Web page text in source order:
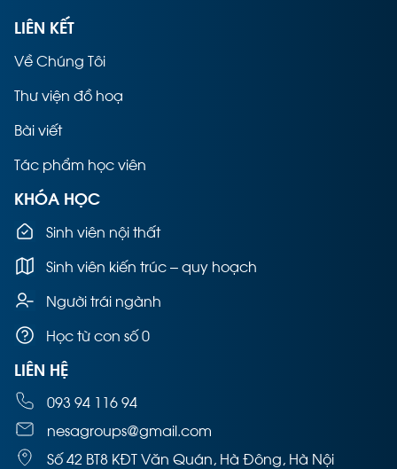
LIÊN KẾT
Về Chúng Tôi
Thư viện đồ hoạ
Bài viết
Tác phẩm học viên
KHÓA HỌC
Sinh viên nội thất
Sinh viên kiến trúc – quy hoạch
Người trái ngành
Học từ con số 0
LIÊN HỆ
093 94 116 94
nesagroups@gmail.com
Số 42 BT8 KĐT Văn Quán, Hà Đông, Hà Nội